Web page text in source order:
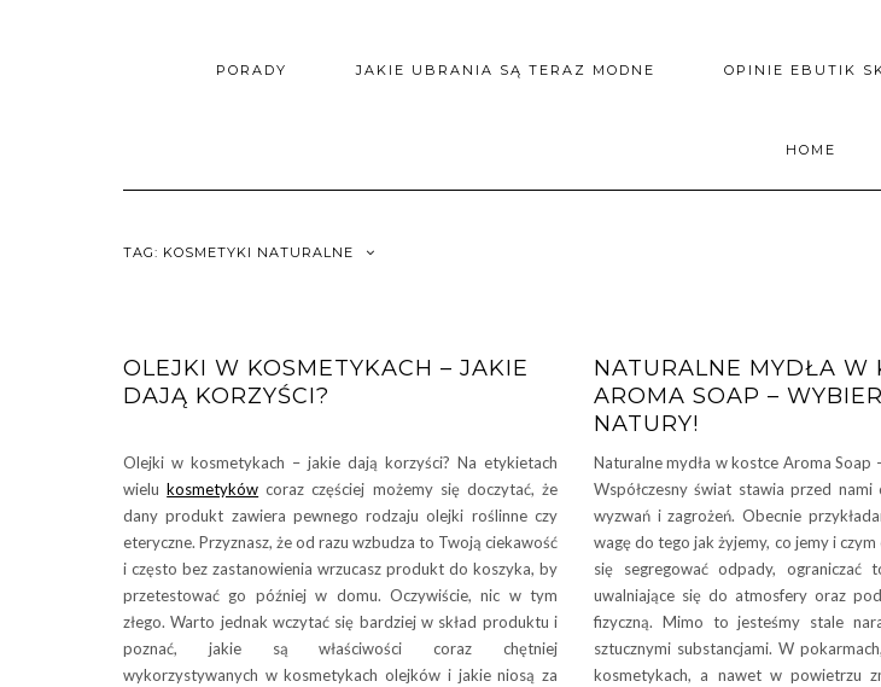
PORADY JAKIE UBRANIA SĄ TERAZ MODNE OPINIE EBUTIK
HOME
TAG: KOSMETYKI NATURALNE
OLEJKI W KOSMETYKACH – JAKIE
DAJĄ KORZYŚCI?
Olejki w kosmetykach – jakie dają korzyści? Na etykietach
wielukosmetyków coraz częściej możemy się doczytać, że
dany produkt zawiera pewnego rodzaju olejki roślinne czy
eteryczne. Przyznasz, że od razu wzbudza to Twoją ciekawość
i często bez zastanowienia wrzucasz produkt do koszyka, by
przetestować go później w domu. Oczywiście, nic w tym
złego. Warto jednak wczytać się bardziej w skład produktu i
poznać, jakie są właściwości coraz chętniej
wykorzystywanych w kosmetykach olejków i jakie niosą za
NATURALNE MYDŁA W
AROMA SOAP –
NATURY!
Naturalne mydła w kostce Aroma Soap
Współczesny świat stawia przed nami
wyzwań i zagrożeń. Obecnie
wagę do tego jak żyjemy, co jemy i
się segregować odpady, ograniczać
uwalniające się do atmosfery oraz
fizyczną. Mimo to jesteśmy stale
sztucznymi substancjami. W
kosmetykach, a nawet w powietrzu